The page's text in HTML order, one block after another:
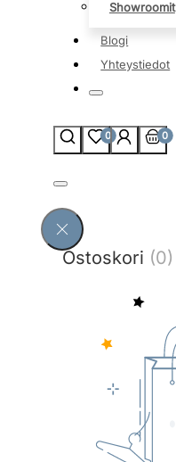
Showroomit
Blogi
Yhteystiedot
0 0
Ostoskori (0)